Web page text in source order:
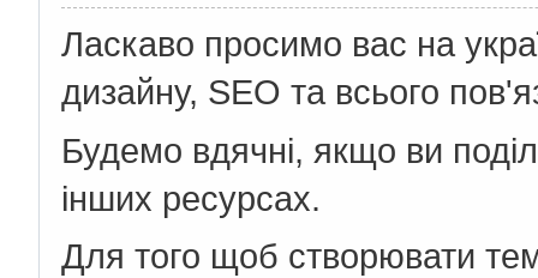
Ласкаво просимо вас на
дизайну, SEO та всього
Будемо вдячні, якщо ви
інших ресурсах.
Для того щоб створювати